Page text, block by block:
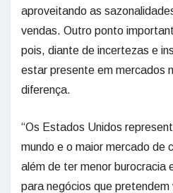
aproveitando as
vendas. Outro ponto
pois, diante de incertezas e
estar presente em mercados
diferença.
“Os Estados Unidos
mundo e o maior mercado de
além de ter menor burocracia
para negócios que